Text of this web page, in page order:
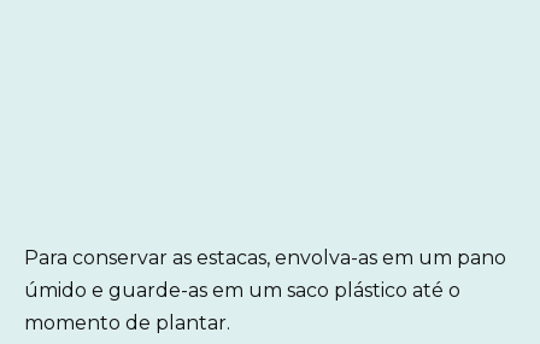
Para conservar as estacas, envolva-as em um pano
úmido e guarde-as em um saco plástico até o
momento de plantar.